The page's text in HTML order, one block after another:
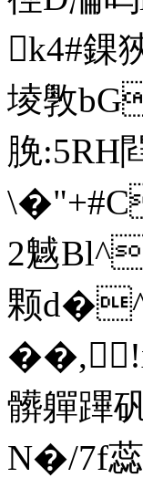
k4#錁
堎斆
脕
2魊
颗
髒軃蹕
N�/7f蕊